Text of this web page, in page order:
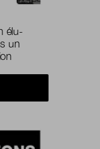
élu-
un